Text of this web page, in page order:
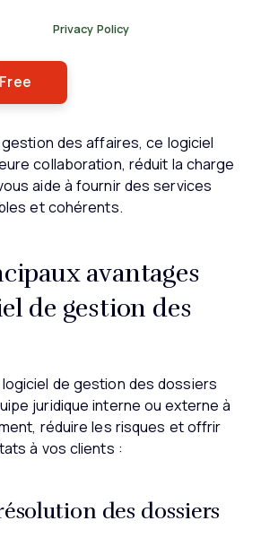
Privacy Policy
gestion des affaires, ce logiciel
collaboration, réduit la charge
aide à fournir des services
et cohérents.
avantages
de gestion des
logiciel de gestion des dossiers
juridique interne ou externe à
réduire les risques et offrir
à vos clients :
des dossiers